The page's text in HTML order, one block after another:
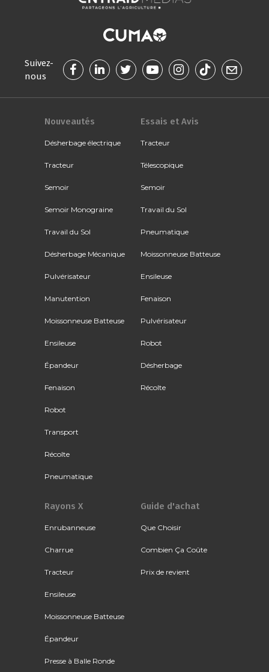
Suivez-
nous
Nouveautés
Désherbage électrique
Tracteur
Semoir
Semoir Monograine
Travail du Sol
Désherbage Mécanique
Pulvérisateur
Manutention
Moissonneuse Batteuse
Ensileuse
Épandeur
Fenaison
Robot
Transport
Récolte
Pneumatique
Essais et Avis
Tracteur
Télescopique
Semoir
Travail du Sol
Pneumatique
Moissonneuse Batteuse
Ensileuse
Fenaison
Pulvérisateur
Robot
Désherbage
Récolte
Rayons X
Enrubanneuse
Charrue
Tracteur
Ensileuse
Moissonneuse Batteuse
Épandeur
Presse à Balle Ronde
Guide d'achat
Que Choisir
Combien Ça Coûte
Prix de revient